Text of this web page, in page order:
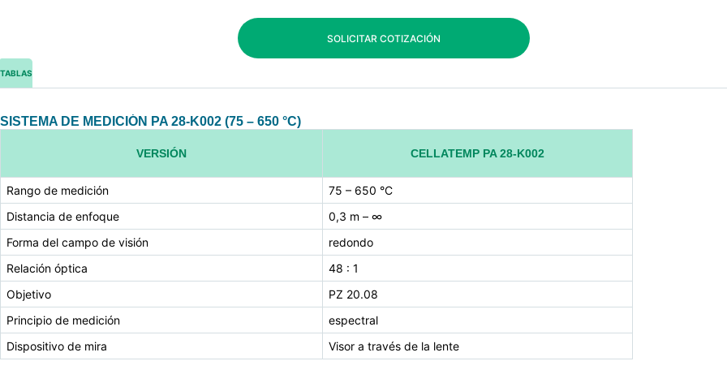
SOLICITAR COTIZACIÓN
TABLAS
SISTEMA DE MEDICIÓN PA 28-K002 (75 – 650 °C)
VERSIÓN CELLATEMP PA 28-K002
Rango de medición
75 – 650 °C
Distancia de enfoque
0,3 m – ∞
Forma del campo de visión
redondo
Relación óptica
48 : 1
Objetivo
PZ 20.08
Principio de medición
espectral
Dispositivo de mira
Visor a través de la lente